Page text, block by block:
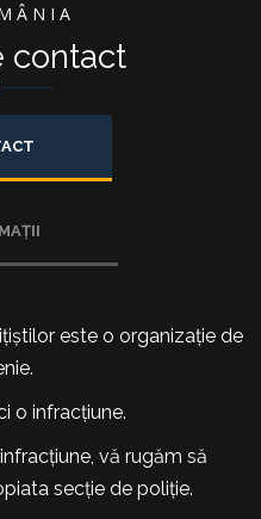
contact
este o organizație de
o infracțiune.
vă rugăm să
secție de poliție.